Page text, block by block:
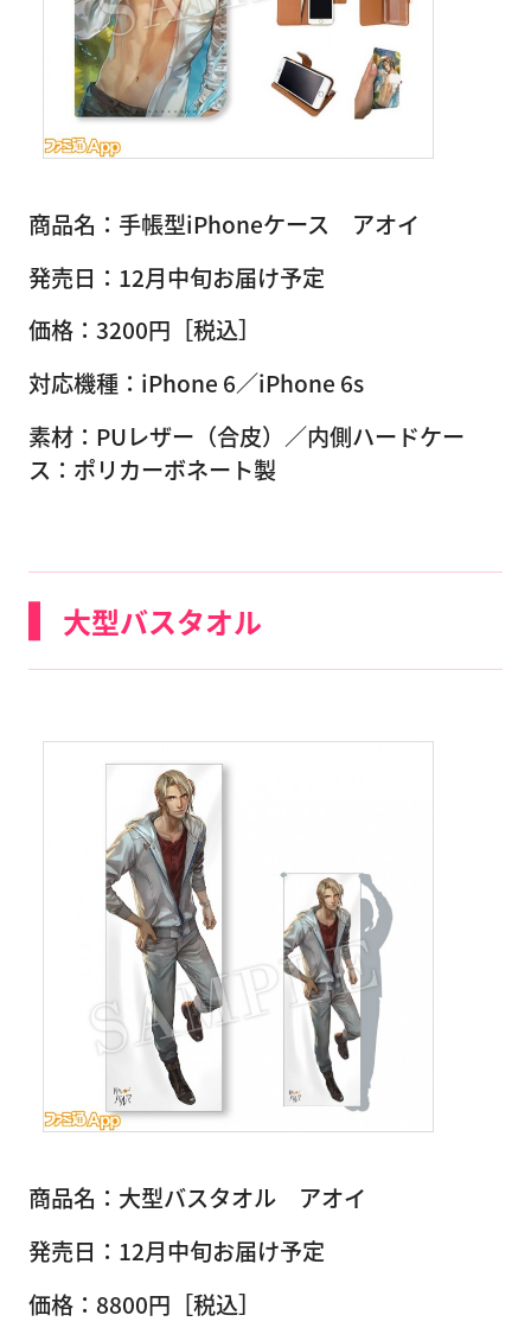
商品名：手帳型iPhoneケース アオイ
発売日：12月中旬お届け予定
価格：3200円［税込］
対応機種：iPhone 6／iPhone 6s
素材：PUレザー（合皮）／内側ハードケー
ス：ポリカーボネート製
大型バスタオル
商品名：大型バスタオル アオイ
発売日：12月中旬お届け予定
価格：8800円［税込］